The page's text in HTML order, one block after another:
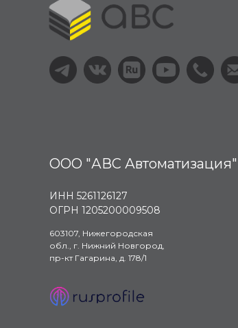
ИНН 5261126127
ОГРН 1205200009508
ООО "АВС Автоматизация"
603107, Нижегородская
обл., г. Нижний Новгород,
пр-кт Гагарина, д. 178/1